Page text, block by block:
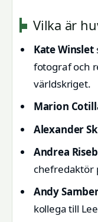
Vilka är
Kate Winslet
fotograf och
världskriget.
Marion
Alexander
Andrea
chefredaktör
Andy
kollega till